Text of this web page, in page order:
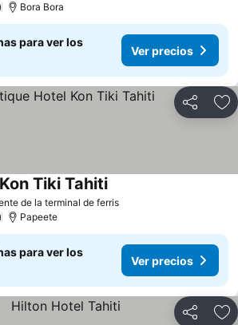
Bora Bora
para ver los
Ver precios
Compartir
de la terminal de ferris
Tiki Tahiti
Papeete
para ver los
Ver precios
Compartir